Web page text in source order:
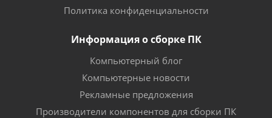
Политика конфиденциальности
Информация о сборке ПК
Компьютерный блог
Компьютерные новости
Рекламные предложения
Производители компонентов для сборки ПК